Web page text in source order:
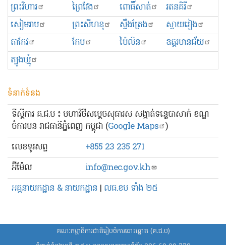
ព្រះ​វិហារ
ព្រៃវែង ពោធិ៍សាត់
រតនគិរី
សៀមរាប
ព្រះសីហនុ ស្ទឹងត្រែង
ស្វាយរៀង
តាកែវ
កែប ប៉ៃលិន
ឧត្ដរមានជ័យ
ត្បូងឃ្មុំ
ទំនាក់ទំនង
ទីស្ដីការ គ.ជ.ប ៖ មហាវិថីសម្ដេចសុធារស សង្កាត់ទន្លេបាសាក់ ខណ្ឌ
ចំការមន រាជធានីភ្នំពេញ កម្ពុជា (Google Maps )
លេខ​ទូរសព្ទ
+855 23 235 271
អ៊ីម៉ែល
info@nec.gov.kh
អគ្គនាយកដ្ឋាន & នាយកដ្ឋាន | លធ.ខប ទាំង ២៥
គណៈកម្មាធិការជាតិរៀបចំការបោះឆ្នោត (គ.ជ.ប)